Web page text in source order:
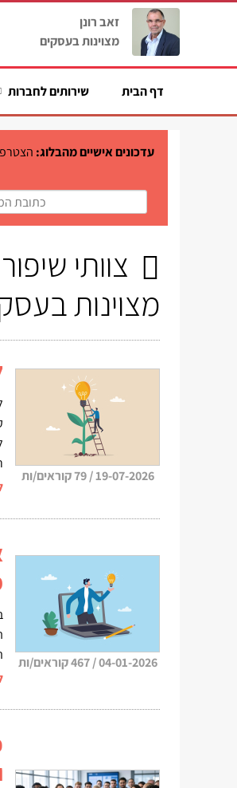
זאב רונן
מצוינות בעסקים
דף הבית שירותים לחברות
עדכונים אישיים מהבלוג:
צוותי
מצוינות
19-07-2026
/79 קוראים/ות
04-01-2026
/467 קוראים/ות